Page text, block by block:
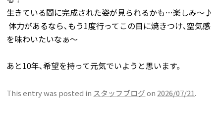
生きている間に完成された姿が見られるかも…楽しみ〜♪
体力があるなら､もう1度行ってこの目に焼きつけ､空気感
を味わいたいなぁ〜
あと10年､希望を持って元気でいようと思います。
This entry was posted in スタッフブログon 2026/07/21.